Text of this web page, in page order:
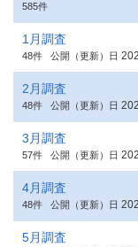
585件
1月調査
48件 公開（更新）日
2月調査
48件 公開（更新）日
3月調査
57件 公開（更新）日
4月調査
48件 公開（更新）日
5月調査